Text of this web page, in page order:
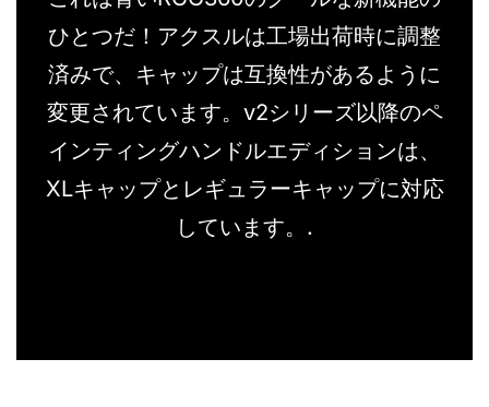
ひとつだ！アクスルは工場出荷時に調整
済みで、キャップは互換性があるように
変更されています。v2シリーズ以降のペ
インティングハンドルエディションは、
XLキャップとレギュラーキャップに対応
しています。.